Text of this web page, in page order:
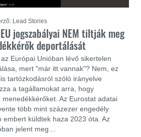
jogszabályai NEM tiltják meg
deportálását
Európai Unióban lévő sikertelen
mert "már itt vannak"? Nem, ez
tartózkodásról szóló irányelve
a tagállamokat arra, hogy
Az Eurostat adatai
több mint százezer engedély
embert küldtek haza 2023 óta. Az
jelent meg…
Lead Stories